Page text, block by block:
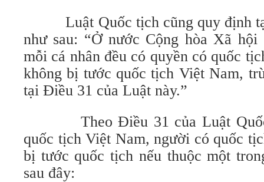
Luật Quốc tịch cũng quy định
như sau: “Ở nước Cộng hòa Xã
mỗi cá nhân đều có quyền có quốc
không bị tước quốc tịch Việt Nam,
tại Điều 31 của Luật này.”
Theo Điều 31 của Luật Quốc
quốc tịch Việt Nam, người có quốc
bị tước quốc tịch nếu thuộc một
sau đây: